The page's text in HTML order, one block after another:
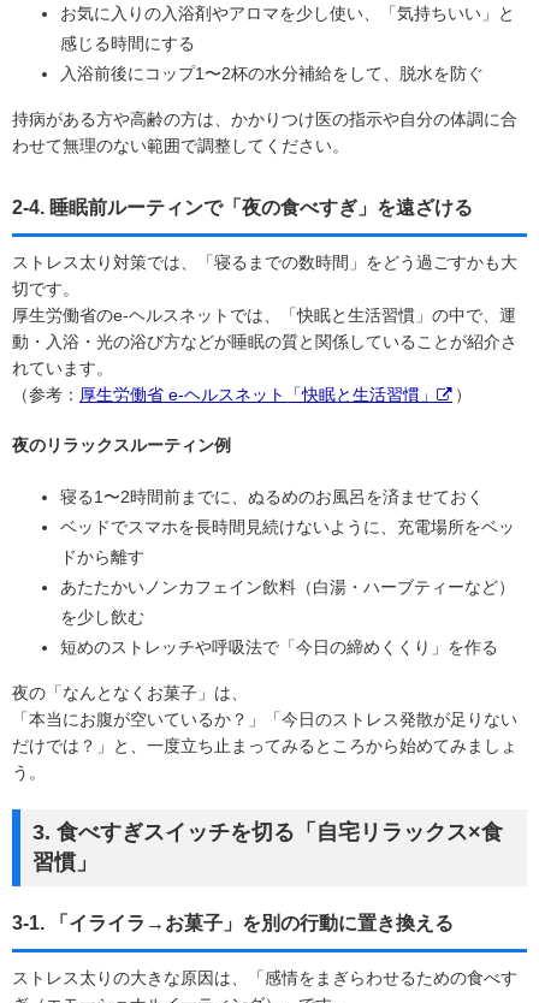
お気に入りの入浴剤やアロマを少し使い、「気持ちいい」と
感じる時間にする
入浴前後にコップ1〜2杯の水分補給をして、脱水を防ぐ
持病がある方や高齢の方は、かかりつけ医の指示や自分の体調に合
わせて無理のない範囲で調整してください。
2-4. 睡眠前ルーティンで「夜の食べすぎ」を遠ざける
ストレス太り対策では、「寝るまでの数時間」をどう過ごすかも大
切です。
厚生労働省のe-ヘルスネットでは、「快眠と生活習慣」の中で、運
動・入浴・光の浴び方などが睡眠の質と関係していることが紹介さ
れています。
（参考： 厚生労働省 e-ヘルスネット「快眠と生活習慣」 ）
夜のリラックスルーティン例
寝る1〜2時間前までに、ぬるめのお風呂を済ませておく
ベッドでスマホを長時間見続けないように、充電場所をベッ
ドから離す
あたたかいノンカフェイン飲料（白湯・ハーブティーなど）
を少し飲む
短めのストレッチや呼吸法で「今日の締めくくり」を作る
夜の「なんとなくお菓子」は、
「本当にお腹が空いているか？」「今日のストレス発散が足りない
だけでは？」と、一度立ち止まってみるところから始めてみましょ
う。
3. 食べすぎスイッチを切る「自宅リラックス×食
習慣」
3-1. 「イライラ→お菓子」を別の行動に置き換える
ストレス太りの大きな原因は、「感情をまぎらわせるための食べす